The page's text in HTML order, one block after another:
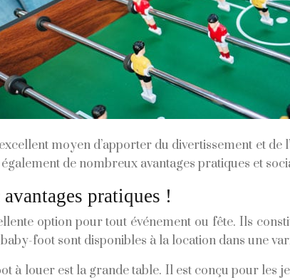
moyen d’apporter du divertissement et de
de nombreux avantages pratiques et
pratiques !
option pour tout événement ou fête. Ils
foot sont disponibles à la location dans une
à louer est la grande table. Il est conçu pour